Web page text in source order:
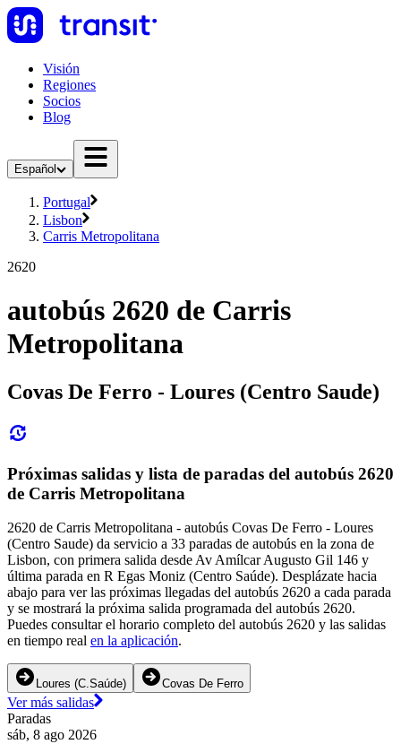
Visión
Regiones
Socios
Blog
Español
Portugal
Lisbon
Carris Metropolitana
2620
autobús 2620 de Carris
Metropolitana
Covas De Ferro - Loures (Centro Saude)
Próximas salidas y lista de paradas del autobús 2620
de Carris Metropolitana
2620 de Carris Metropolitana - autobús Covas De Ferro - Loures
(Centro Saude) da servicio a 33 paradas de autobús en la zona de
Lisbon, con primera salida desde Av Amílcar Augusto Gil 146 y
última parada en R Egas Moniz (Centro Saúde). Desplázate hacia
abajo para ver las próximas llegadas del autobús 2620 a cada parada
y se mostrará la próxima salida programada del autobús 2620.
Puedes consultar el horario completo del autobús 2620 y las salidas
en tiempo real en la aplicación.
Loures (C.Saúde) Covas De Ferro
Ver más salidas
Paradas
sáb, 8 ago 2026